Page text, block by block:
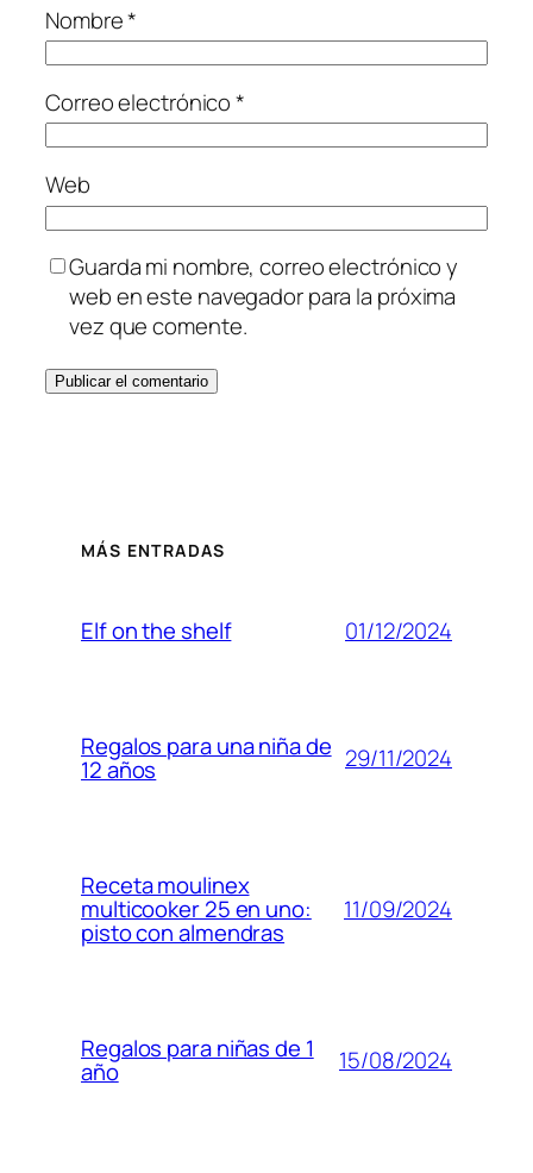
Nombre*
Correo electrónico*
Web
Guarda mi nombre, correo electrónico y
web en este navegador para la próxima
vez que comente.
MÁS ENTRADAS
Elf on the shelf 01/12/2024
Regalos para una niña de
12 años 29/11/2024
Receta moulinex
multicooker 25 en uno:
pisto con almendras
11/09/2024
Regalos para niñas de 1
año 15/08/2024